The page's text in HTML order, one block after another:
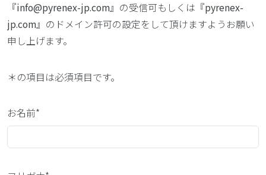
『info@pyrenex-jp.com』の受信可もしくは『pyrenex-
jp.com』のドメイン許可の設定をして頂けますようお願い
申し上げます。
＊の項目は必須項目です。
お名前*